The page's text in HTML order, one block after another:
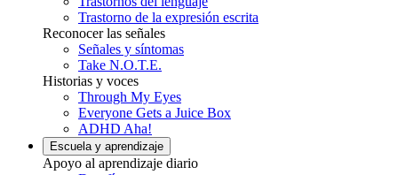
Trastorno de la expresión escrita
Reconocer las señales
Señales y síntomas
Take N.O.T.E.
Historias y voces
Through My Eyes
Everyone Gets a Juice Box
ADHD Aha!
Escuela y aprendizaje
Apoyo al aprendizaje diario